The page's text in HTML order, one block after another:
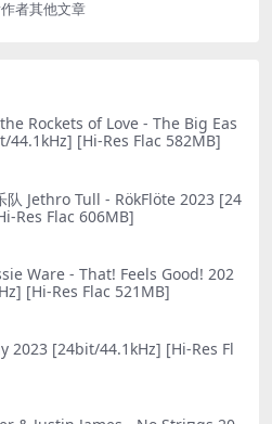
者其他文章
Rockets of Love - The Big Eas
44.1kHz] [Hi-Res Flac 582MB]
队 Jethro Tull - RökFlöte 2023 [24
Res Flac 606MB]
Ware - That! Feels Good! 202
[Hi-Res Flac 521MB]
2023 [24bit/44.1kHz] [Hi-Res Fl